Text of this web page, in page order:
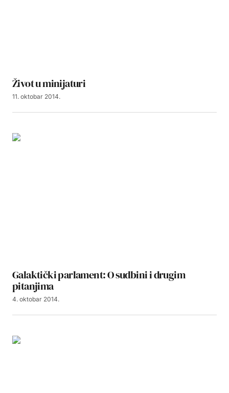
Život u minijaturi
11. oktobar 2014.
Galaktički parlament: O sudbini i drugim
pitanjima
4. oktobar 2014.